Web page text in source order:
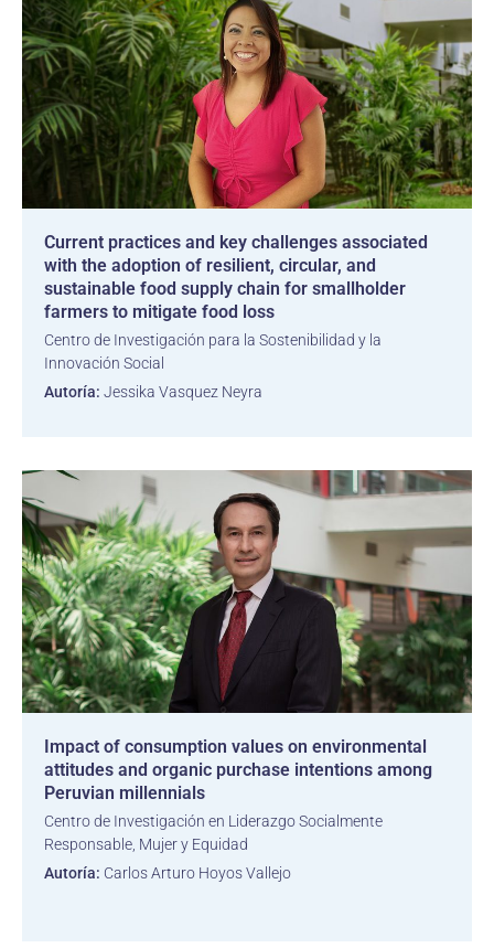
Current practices and key challenges associated
with the adoption of resilient, circular, and
sustainable food supply chain for smallholder
farmers to mitigate food loss
Centro de Investigación para la Sostenibilidad y la
Innovación Social
Autoría: Jessika Vasquez Neyra
Impact of consumption values on environmental
attitudes and organic purchase intentions among
Peruvian millennials
Centro de Investigación en Liderazgo Socialmente
Responsable, Mujer y Equidad
Autoría: Carlos Arturo Hoyos Vallejo